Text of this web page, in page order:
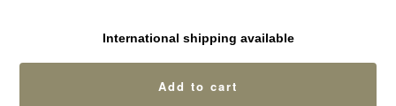
International shipping available
Add to cart